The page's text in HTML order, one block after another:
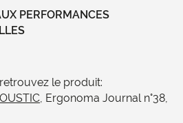
PERFORMANCES
le produit:
, Ergonoma Journal n°38,